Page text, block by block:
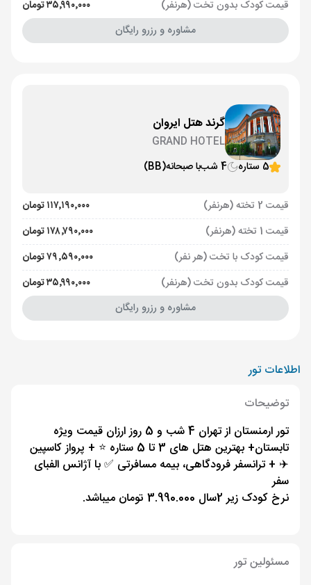
قیمت کودک بدون تخت (هرنفر)
۳۵٬۹۹۰٬۰۰۰ تومان
مشاوره و رزرو رایگان
گرند هتل ایروان
GRAND HOTEL
5 ستاره
4 شب با صبحانه(BB)
قیمت 2 تخته (هرنفر)
۱۱۷٬۱۹۰٬۰۰۰ تومان
قیمت 1 تخته (هرنفر)
۱۷۸٬۷۹۰٬۰۰۰ تومان
قیمت کودک با تخت (هر نفر)
۷۹٬۵۹۰٬۰۰۰ تومان
قیمت کودک بدون تخت (هرنفر)
۳۵٬۹۹۰٬۰۰۰ تومان
مشاوره و رزرو رایگان
اطلاعات تور
توضیحات
تور ارمنستان از تهران 4 شب و 5 روز ارزان قیمت ویژه
تابستان+ بهترین هتل های 3 تا 5 ستاره ⭐️ + پرواز کاسپین
✈️ + ترانسفر فرودگاهی، بیمه مسافرتی ✅ با آژانس الفبای
سفر
نرخ کودک زیر 2سال 3.990.000 تومان میباشد.
مسئولین تور